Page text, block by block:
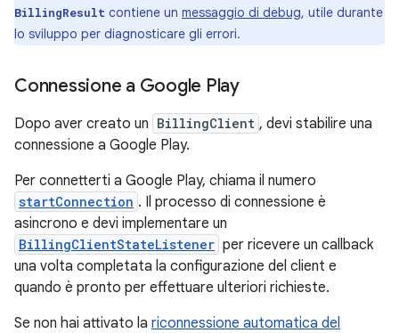
BillingResult contiene un messaggio di debug, utile durante
lo sviluppo per diagnosticare gli errori.
Connessione a Google Play
Dopo aver creato un BillingClient , devi stabilire una
connessione a Google Play.
Per connetterti a Google Play, chiama il numero
startConnection . Il processo di connessione è
asincrono e devi implementare un
BillingClientStateListener per ricevere un callback
una volta completata la configurazione del client e
quando è pronto per effettuare ulteriori richieste.
Se non hai attivato la riconnessione automatica del